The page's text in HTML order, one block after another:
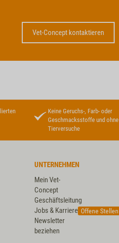
Vet-Concept kontaktieren
Keine Geruchs-, Farb- oder
Geschmacksstoffe und ohne
Tierversuche
UNTERNEHMEN
Mein Vet-
Concept
Geschäftsleitung
Jobs & Karriere Offene Stellen
Newsletter
beziehen